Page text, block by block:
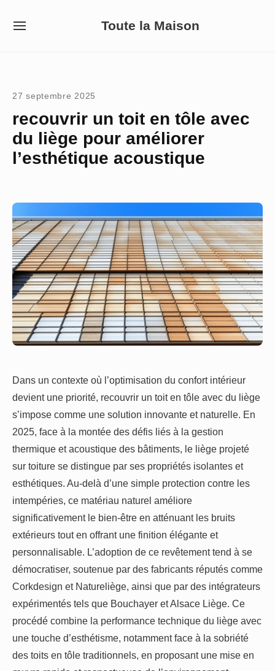
Toute la Maison
SITE
27 septembre 2025
recouvrir un toit en tôle avec
du liège pour améliorer
l’esthétique acoustique
Dans un contexte où l’optimisation du confort intérieur
devient une priorité, recouvrir un toit en tôle avec du liège
s’impose comme une solution innovante et naturelle. En
2025, face à la montée des défis liés à la gestion
thermique et acoustique des bâtiments, le liège projeté
sur toiture se distingue par ses propriétés isolantes et
esthétiques. Au-delà d’une simple protection contre les
intempéries, ce matériau naturel améliore
significativement le bien-être en atténuant les bruits
extérieurs tout en offrant une finition élégante et
personnalisable. L’adoption de ce revêtement tend à se
démocratiser, soutenue par des fabricants réputés comme
Corkdesign et Natureliège, ainsi que par des intégrateurs
expérimentés tels que Bouchayer et Alsace Liège. Ce
procédé combine la performance technique du liège avec
une touche d’esthétisme, notamment face à la sobriété
des toits en tôle traditionnels, en proposant une mise en